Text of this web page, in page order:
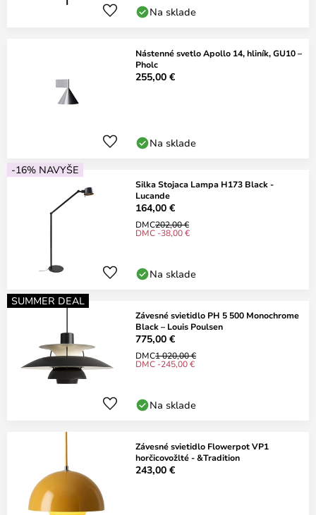
Na sklade
Nástenné svetlo Apollo 14, hliník, GU10 –
Pholc
255,00 €
Na sklade
-16% NAVYŠE
Silka Stojaca Lampa H173 Black -
Lucande
164,00 €
DMC202,00 €
DMC -38,00 €
Na sklade
SUMMER DEAL
Závesné svietidlo PH 5 500 Monochrome
Black – Louis Poulsen
775,00 €
DMC1 020,00 €
DMC -245,00 €
Na sklade
Závesné svietidlo Flowerpot VP1
horčicovožlté - &Tradition
243,00 €